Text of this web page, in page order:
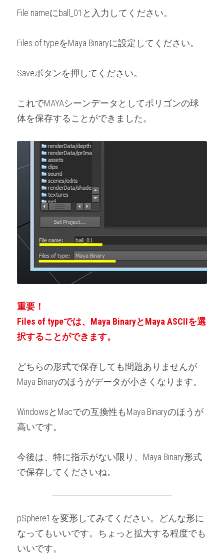
File nameにball_01と入力してください。
Files of typeをMaya Binaryに設定してください。
Saveボタンを押してください。
これでMAYAシーンデータとしてポリゴンの球
体を保存することができました。
重要！
Files of typeでは、Maya BinaryとMaya ASCIIを選
択することができます。
どちらの形式で保存しても問題ありませんが
Maya Binaryのほうがデータが小さくなります。
WindowsとMacでの互換性もMaya Binaryのほうが
高いです。
今後は、特に指示がない限り、Maya Binary形式
で保存してくださいね。
pSphere1を変形してみてください。どんな形に
なってもいいです。ちょっと拡大する程度でも
いいです。